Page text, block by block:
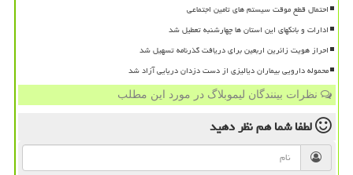
احتمال قطع موقت سیستم های تامین اجتماعی
ادارات و بانکهای این استان ها چهارشنبه تعطیل شد
احراز هویت زائرین اربعین برای دریافت گذرنامه تسهیل شد
محموله دارویی بیماران دیالیزی از دست دزدان دریایی آزاد شد
نظرات بینندگان لیموبلاگ در مورد این مطلب
لطفا شما همنظر دهید